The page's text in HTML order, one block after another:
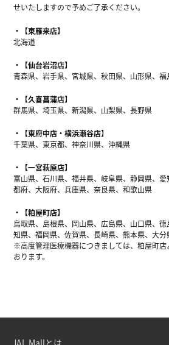
せいたしますので予めご了承ください。
【東雁来店】
北海道
【仙台岩沼店】
青森県、岩手県、宮城県、秋田県、山形県、
【久喜菖蒲店】
群馬県、埼玉県、新潟県、山梨県、長野県
【東府中店・横浜瀬谷店】
千葉県、東京都、神奈川県、沖縄県
【一宮萩原店】
富山県、石川県、福井県、岐阜県、静岡県、
都府、大阪府、兵庫県、奈良県、和歌山県
【粕屋町店】
鳥取県、島根県、岡山県、広島県、山口県、
知県、福岡県、佐賀県、長崎県、熊本県、大
※高度管理医療機器につきましては、粕屋町店
おります。